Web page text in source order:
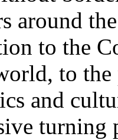
around
to the
to the
and
turning